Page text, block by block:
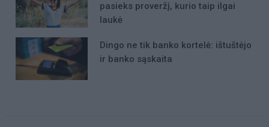
pasieks proveržį, kurio taip ilgai
laukė
Dingo ne tik banko kortelė: ištuštėjo
ir banko sąskaita